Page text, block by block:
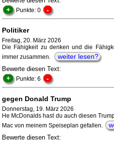
+ Punkte: 0 -
Politiker
Freitag, 20. März 2026
Die Fähigkeit zu denken und die
immer zusammen.
weiter lesen?
Bewerte diesen Text:
+ Punkte: 6 -
gegen Donald Trump
Donnerstag, 19. März 2026
He McDonalds hast du auch diesen
Mac von meinem Speiseplan gefallen.
Bewerte diesen Text: